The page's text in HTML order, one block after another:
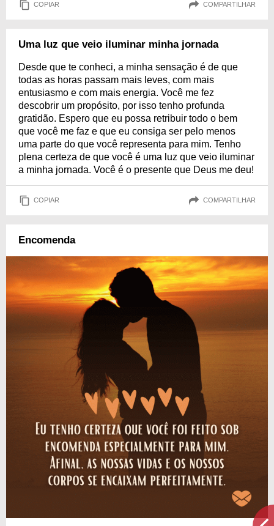
COPIAR COMPARTILHAR
Uma luz que veio iluminar minha jornada
Desde que te conheci, a minha sensação é de que
todas as horas passam mais leves, com mais
entusiasmo e com mais energia. Você me fez
descobrir um propósito, por isso tenho profunda
gratidão. Espero que eu possa retribuir todo o bem
que você me faz e que eu consiga ser pelo menos
uma parte do que você representa para mim. Tenho
plena certeza de que você é uma luz que veio iluminar
a minha jornada. Você é o presente que Deus me deu!
COPIAR COMPARTILHAR
Encomenda